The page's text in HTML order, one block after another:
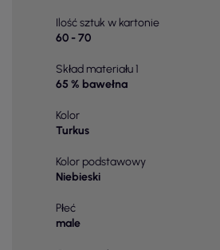
Ilość sztuk w kartonie
60 - 70
Skład materiału 1
65 % bawełna
Kolor
Turkus
Kolor podstawowy
Niebieski
Płeć
male